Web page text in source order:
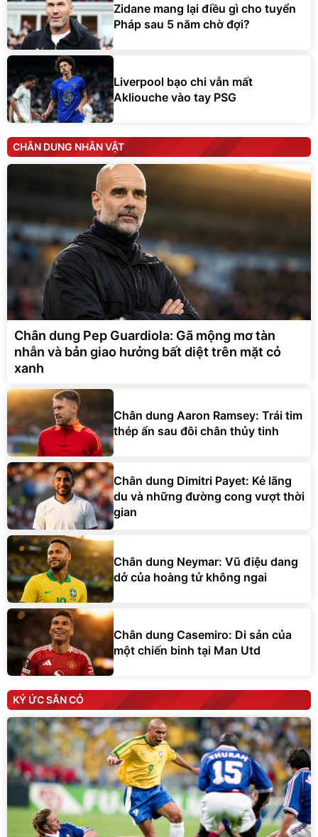
Zidane mang lại điều gì cho tuyển
Pháp sau 5 năm chờ đợi?
Liverpool bạo chi vẫn mất
Akliouche vào tay PSG
CHÂN DUNG NHÂN VẬT
Chân dung Pep Guardiola: Gã mộng mơ tàn
nhẫn và bản giao hưởng bất diệt trên mặt cỏ
xanh
Chân dung Aaron Ramsey: Trái tim
thép ẩn sau đôi chân thủy tinh
Chân dung Dimitri Payet: Kẻ lãng
du và những đường cong vượt thời
gian
Chân dung Neymar: Vũ điệu dang
dở của hoàng tử không ngai
Chân dung Casemiro: Di sản của
một chiến binh tại Man Utd
KÝ ỨC SÂN CỎ